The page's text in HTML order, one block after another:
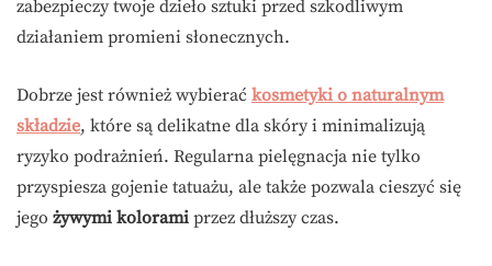
zabezpieczy twoje dzieło sztuki przed szkodliwym
działaniem promieni słonecznych.
Dobrze jest również wybierać kosmetyki o naturalnym
składzie, które są delikatne dla skóry i minimalizują
ryzyko podrażnień. Regularna pielęgnacja nie tylko
przyspiesza gojenie tatuażu, ale także pozwala cieszyć się
jego żywymi kolorami przez dłuższy czas.